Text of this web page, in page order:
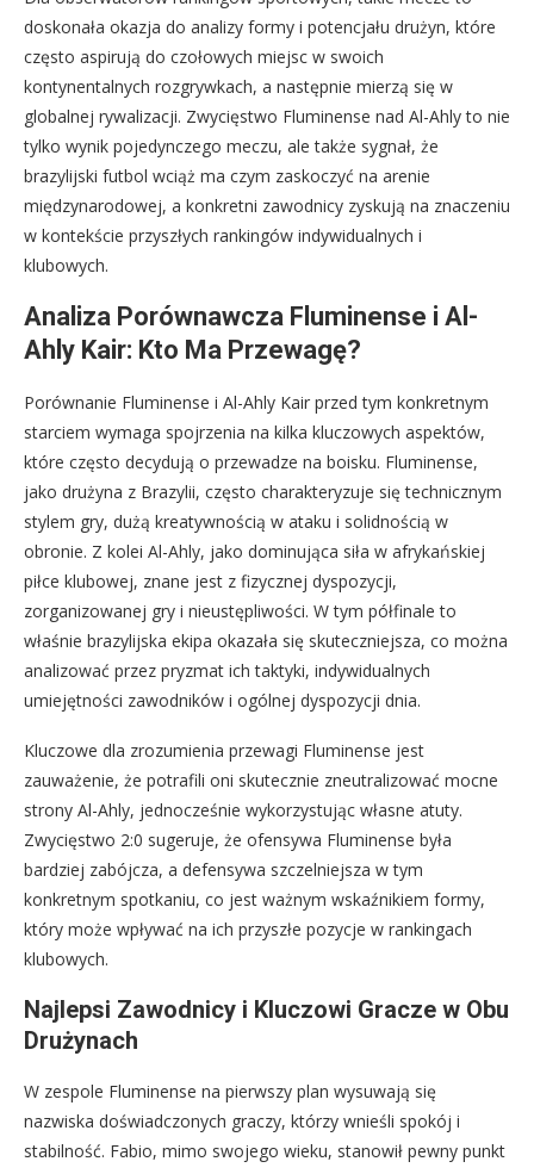
doskonała okazja do analizy formy i potencjału drużyn, które
często aspirują do czołowych miejsc w swoich
kontynentalnych rozgrywkach, a następnie mierzą się w
globalnej rywalizacji. Zwycięstwo Fluminense nad Al-Ahly to nie
tylko wynik pojedynczego meczu, ale także sygnał, że
brazylijski futbol wciąż ma czym zaskoczyć na arenie
międzynarodowej, a konkretni zawodnicy zyskują na znaczeniu
w kontekście przyszłych rankingów indywidualnych i
klubowych.
Analiza Porównawcza Fluminense i Al-
Ahly Kair: Kto Ma Przewagę?
Porównanie Fluminense i Al-Ahly Kair przed tym konkretnym
starciem wymaga spojrzenia na kilka kluczowych aspektów,
które często decydują o przewadze na boisku. Fluminense,
jako drużyna z Brazylii, często charakteryzuje się technicznym
stylem gry, dużą kreatywnością w ataku i solidnością w
obronie. Z kolei Al-Ahly, jako dominująca siła w afrykańskiej
piłce klubowej, znane jest z fizycznej dyspozycji,
zorganizowanej gry i nieustępliwości. W tym półfinale to
właśnie brazylijska ekipa okazała się skuteczniejsza, co można
analizować przez pryzmat ich taktyki, indywidualnych
umiejętności zawodników i ogólnej dyspozycji dnia.
Kluczowe dla zrozumienia przewagi Fluminense jest
zauważenie, że potrafili oni skutecznie zneutralizować mocne
strony Al-Ahly, jednocześnie wykorzystując własne atuty.
Zwycięstwo 2:0 sugeruje, że ofensywa Fluminense była
bardziej zabójcza, a defensywa szczelniejsza w tym
konkretnym spotkaniu, co jest ważnym wskaźnikiem formy,
który może wpływać na ich przyszłe pozycje w rankingach
klubowych.
Najlepsi Zawodnicy i Kluczowi Gracze w Obu
Drużynach
W zespole Fluminense na pierwszy plan wysuwają się
nazwiska doświadczonych graczy, którzy wnieśli spokój i
stabilność. Fabio, mimo swojego wieku, stanowił pewny punkt